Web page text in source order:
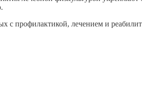
профилактикой, лечением и